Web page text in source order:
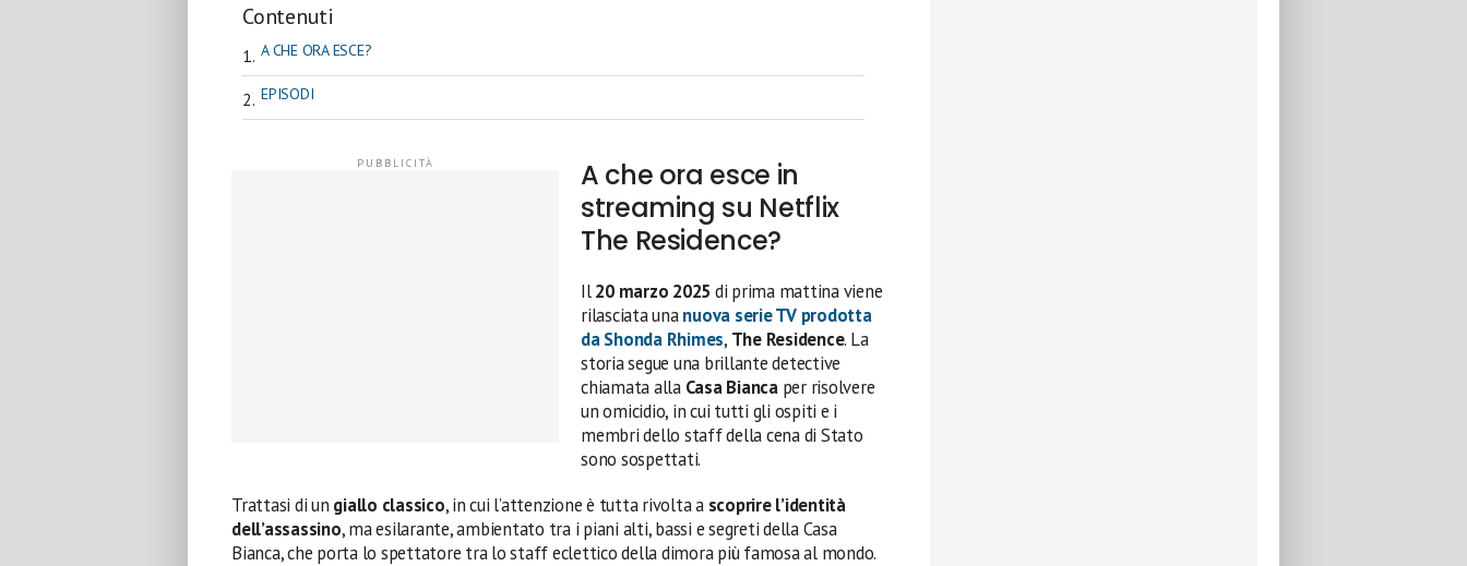
Contenuti
A CHE ORA ESCE?
EPISODI
A che ora esce in
streaming su Netflix
The Residence?
Il20 marzo 2025 di prima mattina viene
rilasciata unanuova serie TVprodotta
daShonda Rhimes, The Residence. La
storia segue una brillante detective
chiamata allaCasa Biancaper risolvere
un omicidio, in cui tutti gli ospiti e i
membri dello staff della cena di Stato
sono sospettati.
Trattasi di un giallo classico, in cui l’attenzione è tutta rivolta a scoprire l’identità
dell’assassino, ma esilarante, ambientato tra i piani alti, bassi e segreti della Casa
Bianca, che porta lo spettatore tra lo staff eclettico della dimora più famosa al mondo.